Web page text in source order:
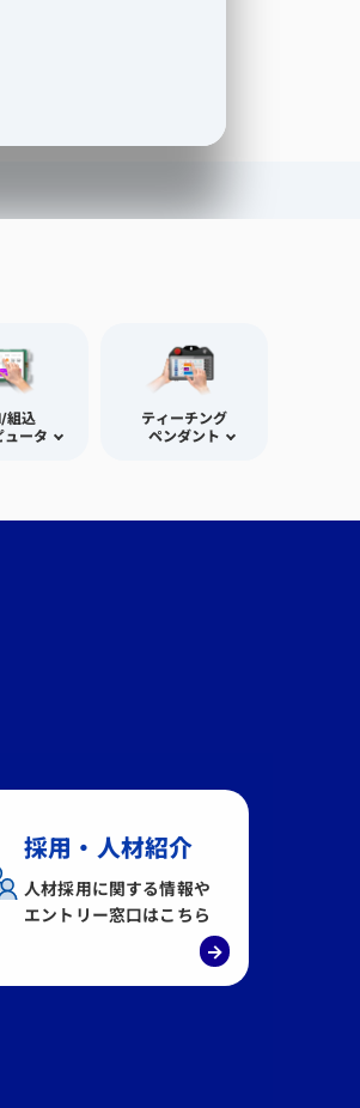
組込
ュータ
ティーチング
ペンダント
採用・人材紹介
人材採用に関する情報や
エントリー窓口はこちら
→